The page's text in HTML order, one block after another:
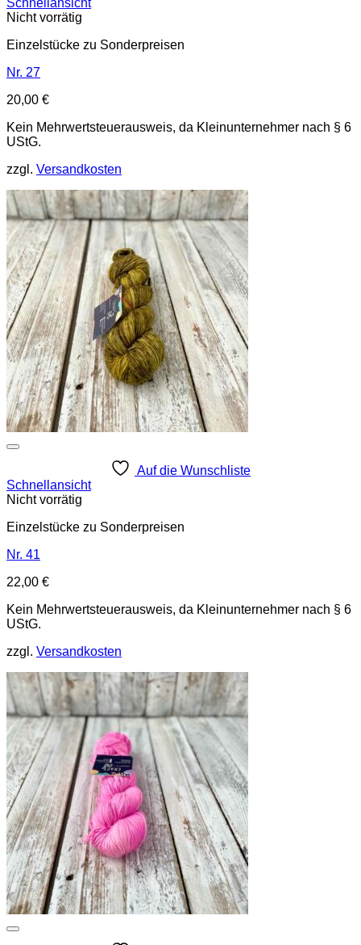
Schnellansicht
Nicht vorrätig
Einzelstücke zu Sonderpreisen
Nr. 27
20,00 €
Kein Mehrwertsteuerausweis, da Kleinunternehmer nach § 6
UStG.
zzgl. Versandkosten
Auf die Wunschliste
Schnellansicht
Nicht vorrätig
Einzelstücke zu Sonderpreisen
Nr. 41
22,00 €
Kein Mehrwertsteuerausweis, da Kleinunternehmer nach § 6
UStG.
zzgl. Versandkosten